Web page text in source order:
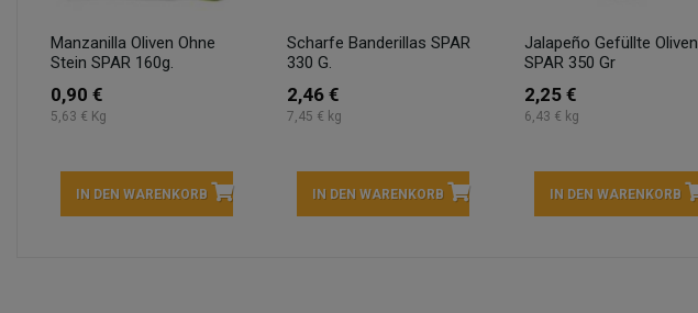
Manzanilla Oliven Ohne
Stein SPAR 160g.
0,90 €
5,63 € Kg
IN DEN WARENKORB
Scharfe Banderillas SPAR
330 G.
2,46 €
7,45 € kg
IN DEN WARENKORB
Jalapeño Gefüllte Oliven
SPAR 350 Gr
2,25 €
6,43 € kg
IN DEN WARENKORB